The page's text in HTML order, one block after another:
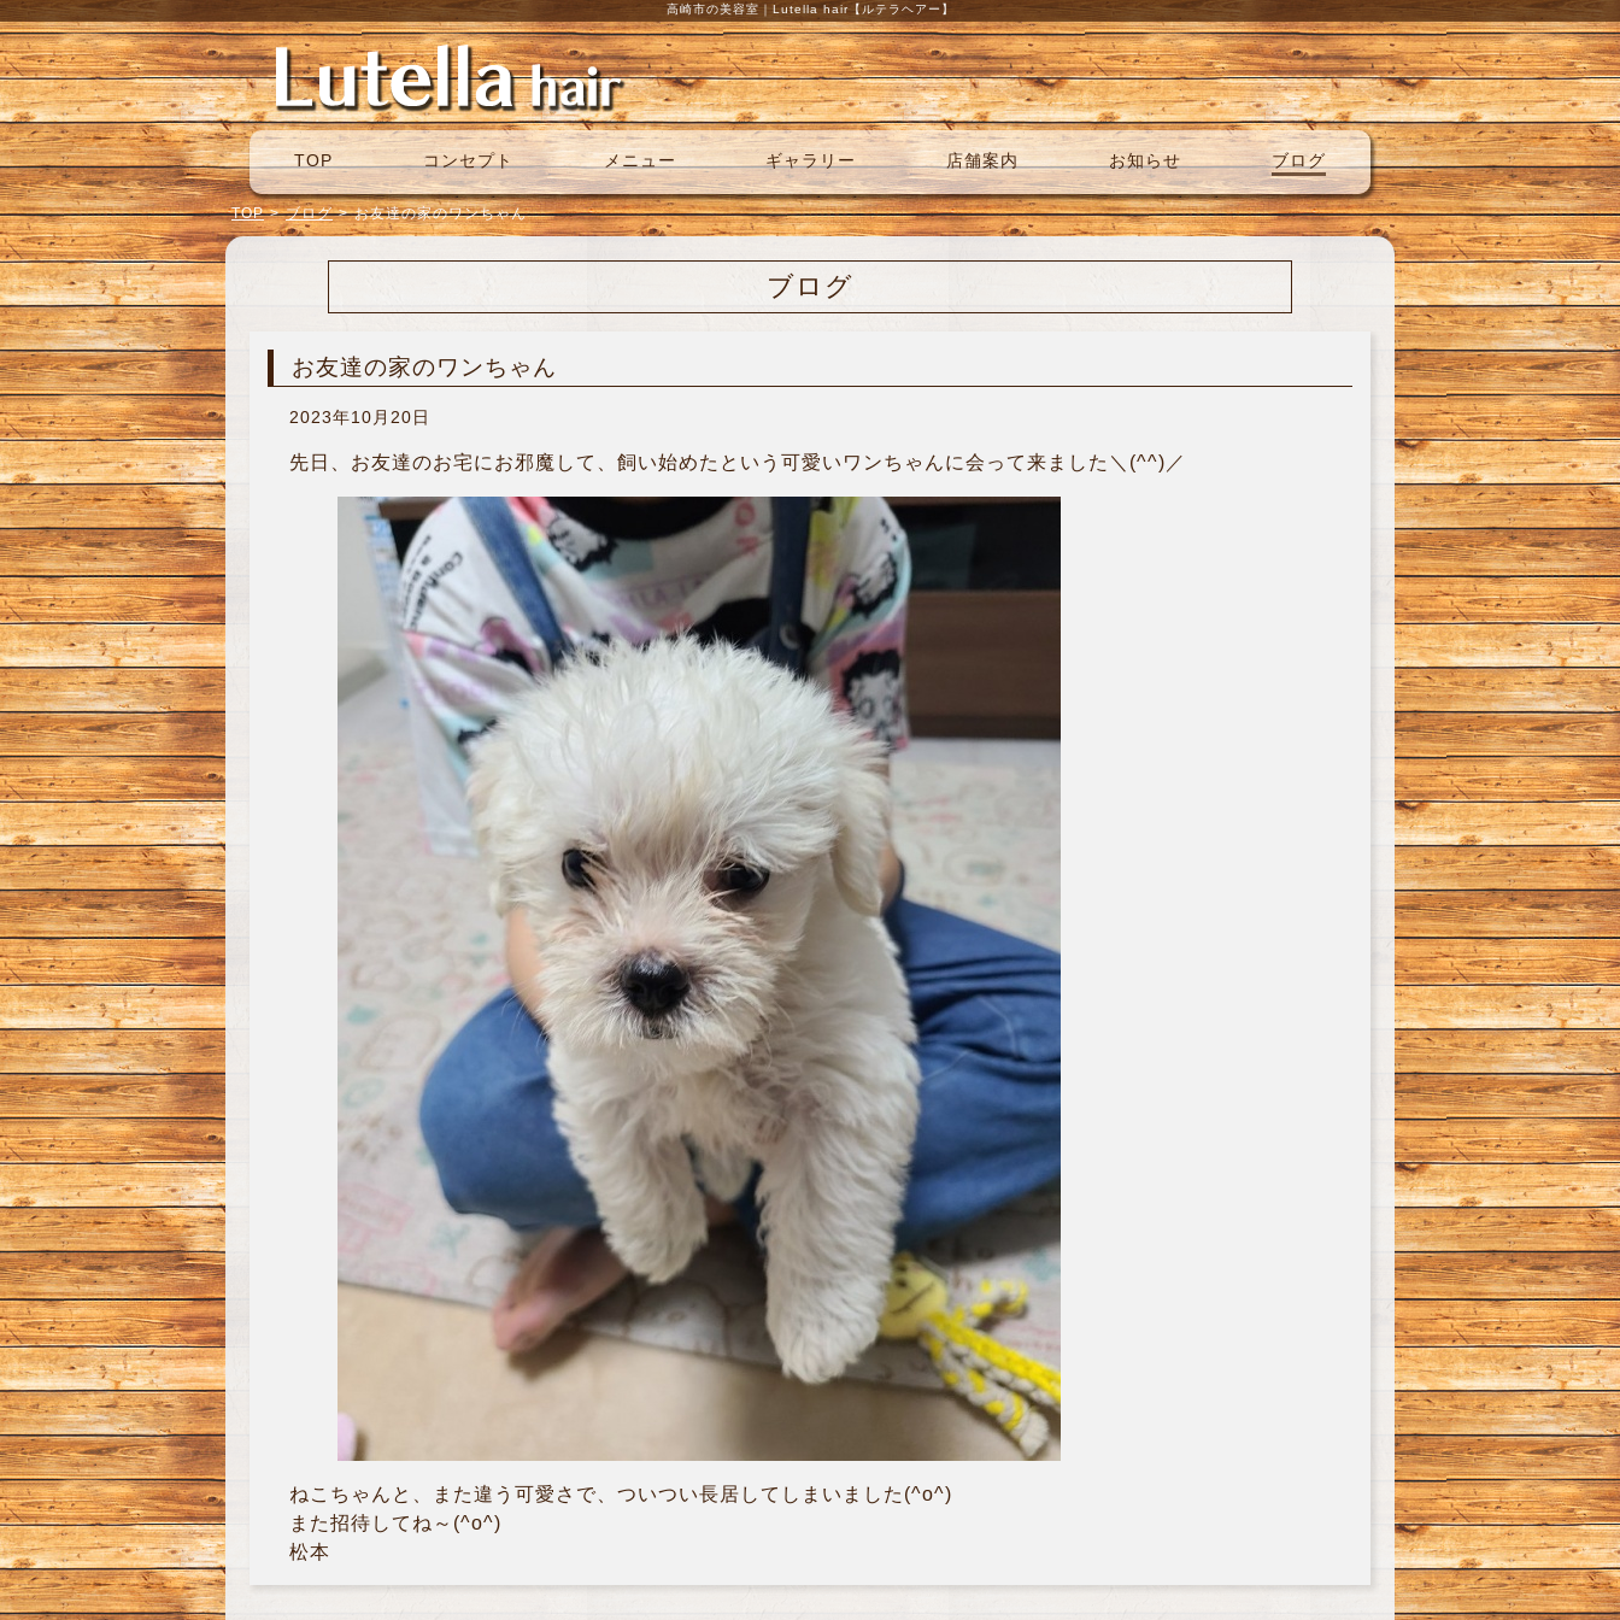
高崎市の美容室｜Lutella hair【ルテラヘアー】
TOP コンセプト メニュー ギャラリー 店舗案内 お知らせ ブログ
TOP > ブログ > お友達の家のワンちゃん
ブログ
お友達の家のワンちゃん
2023年10月20日
先日、お友達のお宅にお邪魔して、飼い始めたという可愛いワンちゃんに会って来ました＼(^^)／
ねこちゃんと、また違う可愛さで、ついつい長居してしまいました(^o^)
また招待してね～(^o^)
松本